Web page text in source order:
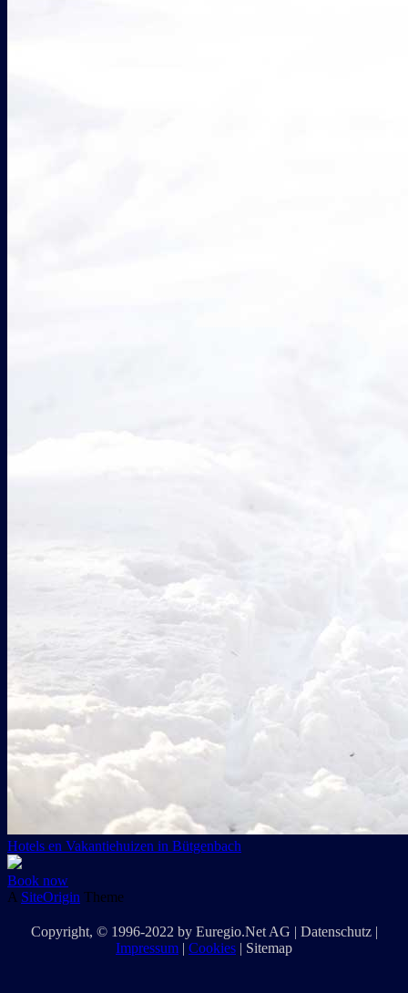
Hotels en Vakantiehuizen in Bütgenbach
Book now
A SiteOrigin Theme
Copyright, © 1996-2022 by Euregio.Net AG | Datenschutz|
Impressum | Cookies | Sitemap